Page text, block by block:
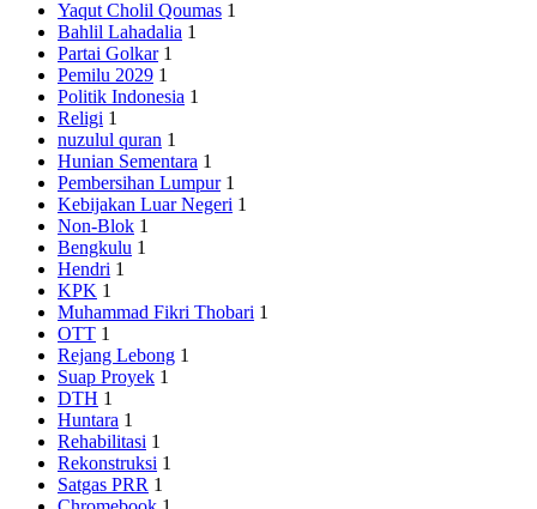
Yaqut Cholil Qoumas 1
Bahlil Lahadalia 1
Partai Golkar 1
Pemilu 2029 1
Politik Indonesia 1
Religi 1
nuzulul quran 1
Hunian Sementara 1
Pembersihan Lumpur 1
Kebijakan Luar Negeri 1
Non-Blok 1
Bengkulu 1
Hendri 1
KPK 1
Muhammad Fikri Thobari 1
OTT 1
Rejang Lebong 1
Suap Proyek 1
DTH 1
Huntara 1
Rehabilitasi 1
Rekonstruksi 1
Satgas PRR 1